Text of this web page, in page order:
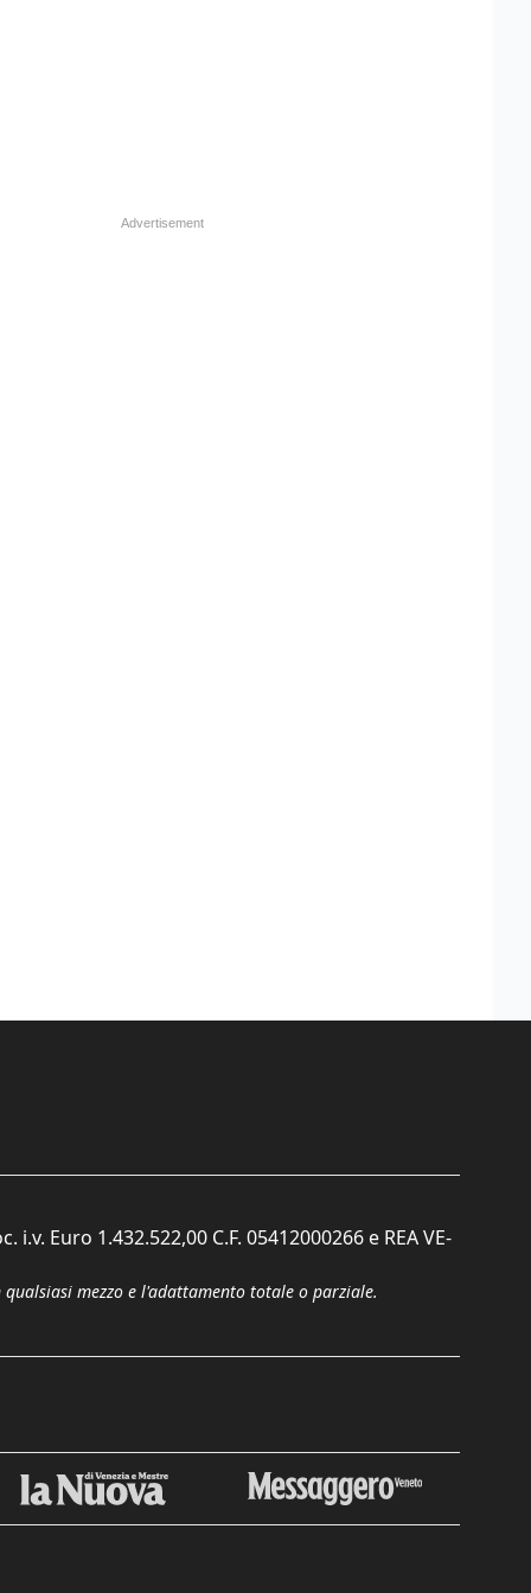
Euro 1.432.522,00 C.F. 05412000266 e REA VE-
mezzo e l'adattamento totale o parziale.